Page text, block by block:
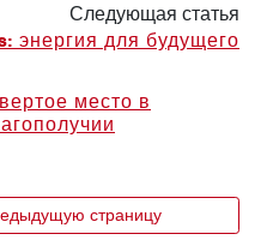
Следующая статья
энергия для будущего
место в
страницу